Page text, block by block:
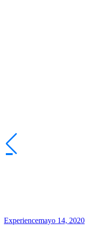
Experiencemayo 14, 2020